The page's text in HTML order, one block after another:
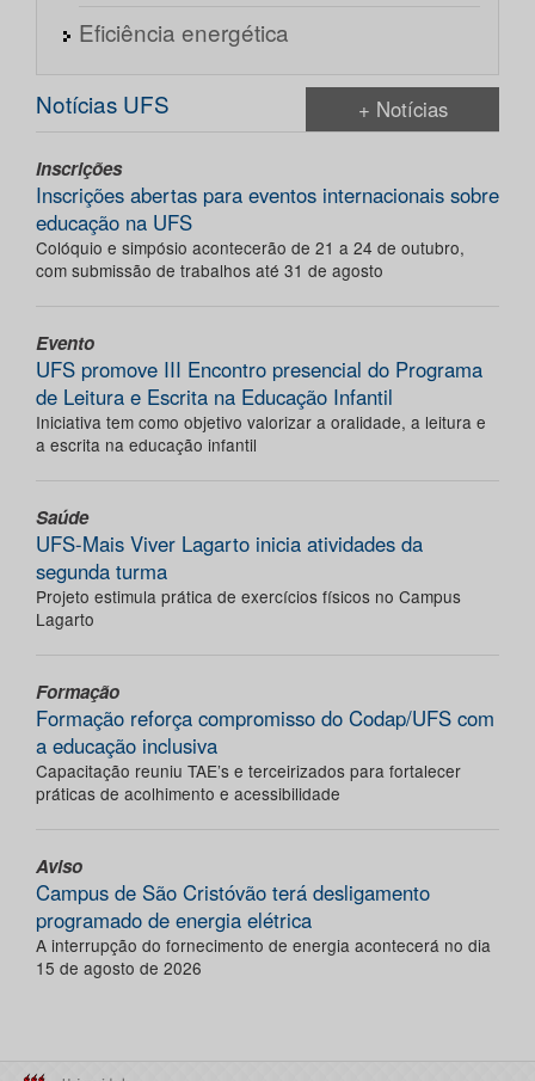
Eficiência energética
Notícias UFS + Notícias
Inscrições
Inscrições abertas para eventos internacionais sobre
educação na UFS
Colóquio e simpósio acontecerão de 21 a 24 de outubro,
com submissão de trabalhos até 31 de agosto
Evento
UFS promove III Encontro presencial do Programa
de Leitura e Escrita na Educação Infantil
Iniciativa tem como objetivo valorizar a oralidade, a leitura e
a escrita na educação infantil
Saúde
UFS-Mais Viver Lagarto inicia atividades da
segunda turma
Projeto estimula prática de exercícios físicos no Campus
Lagarto
Formação
Formação reforça compromisso do Codap/UFS com
a educação inclusiva
Capacitação reuniu TAE’s e terceirizados para fortalecer
práticas de acolhimento e acessibilidade
Aviso
Campus de São Cristóvão terá desligamento
programado de energia elétrica
A interrupção do fornecimento de energia acontecerá no dia
15 de agosto de 2026